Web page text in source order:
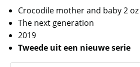
Crocodile mother and baby 2 oz
The next generation
2019
Tweede uit een nieuwe serie